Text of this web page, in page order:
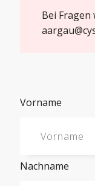
Bei Fragen
Vorname
Nachname